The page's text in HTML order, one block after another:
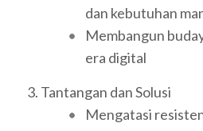
dan kebutuhan
Membangun
era digital
Tantangan dan Solusi
Mengatasi